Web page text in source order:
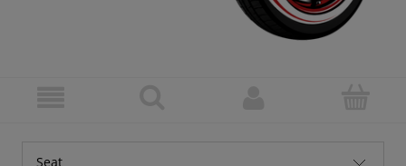
Seat